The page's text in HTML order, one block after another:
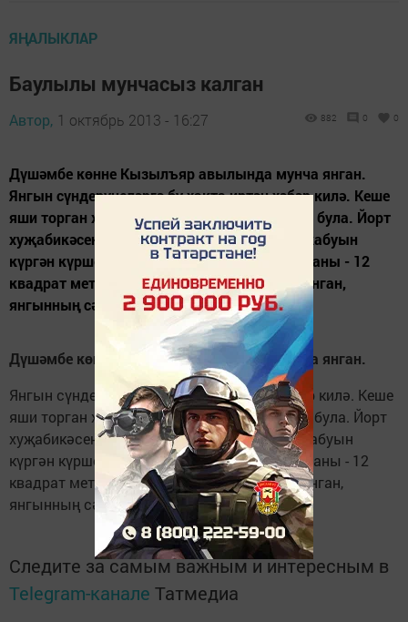
ЯҢАЛЫКЛАР
Баулылы мунчасыз калган
Автор, 1 октябрь 2013 - 16:27 882 0 0
Дүшәмбе көнне Кызылъяр авылында мунча янган.
Янгын сүндерүчеләргә бу хакта иртән хәбәр килә. Кеше
яши торган хуҗалыкта мунча януы билгеле була. Йорт
хуҗабикәсен - пенсионерканы, мунчага ут кабуын
күргән күршесе уята. Килгән зыянның мәйданы - 12
квадрат метр. Мунча тулысынча диярлек янган,
янгынның сәбәбе ачыклана.
Дүшәмбе көнне Кызылъяр авылында мунча янган.
Янгын сүндерүчеләргә бу хакта иртән хәбәр килә. Кеше
яши торган хуҗалыкта мунча януы билгеле була. Йорт
хуҗабикәсен - пенсионерканы, мунчага ут кабуын
күргән күршесе уята. Килгән зыянның мәйданы - 12
квадрат метр. Мунча тулысынча диярлек янган,
янгынның сәбәбе ачыклана.
Следите за самым важным и интересным в
Telegram-канале Татмедиа